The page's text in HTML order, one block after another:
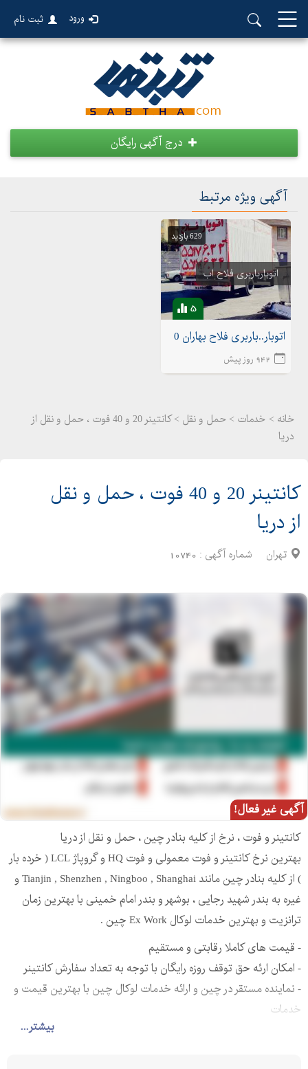
ورود ثبت نام
درج آگهی رایگان
آگهی ویژه مرتبط
629 بازدید
اتوبارباربری فلاح اب
5
اتوبار..باربری فلاح بهاران 02155175020اتوبار شهرک ولیعصر
942 روز پیش
خانه > خدمات >
حمل و نقل > کانتینر 20 و 40 فوت ، حمل و نقل از
دریا
کانتینر 20 و 40 فوت ، حمل و نقل
از دریا
تهران شماره آگهی : 10740
آگهی غیر فعال!
بیشتر...
کانتینر و فوت ، نرخ از کلیه بنادر چین ، حمل و نقل از دریا
بهترین نرخ کانتینر و فوت معمولی و فوت HQ و گروپاژ LCL ( خرده بار
) از کلیه بنادر چین مانند Tianjin , Shenzhen , Ningboo , Shanghai و
غیره به بندر شهید رجایی ، بوشهر و بندر امام خمینی با بهترین زمان
ترانزیت و بهترین خدمات لوکال Ex Work چین .
- قیمت های کاملا رقابتی و مستقیم
- امکان ارئه حق توقف روزه رایگان با توجه به تعداد سفارش کانتینر
- نماینده مستقر در چین و ارائه خدمات لوکال چین با بهترین قیمت و
خدمات
- کارگزار مستقیم لاین های کشتیرانی کره جنوبی ، چین و سنگاپور